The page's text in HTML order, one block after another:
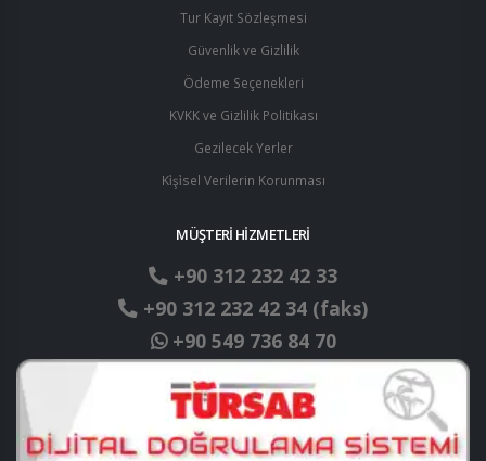
Tur Kayıt Sözleşmesi
Güvenlik ve Gizlilik
Ödeme Seçenekleri
KVKK ve Gizlilik Politikası
Gezilecek Yerler
Ki̇şi̇sel Verilerin Korunması
MÜŞTERİ HİZMETLERİ
+90 312 232 42 33
+90 312 232 42 34 (faks)
+90 549 736 84 70